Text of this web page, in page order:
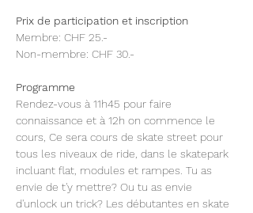
Prix de participation et inscription
Membre: CHF 25.-
Non-membre: CHF 30.-
Programme
Rendez-vous à 11h45 pour faire
connaissance et à 12h on commence le
cours, Ce sera cours de skate street pour
tous les niveaux de ride, dans le skatepark
incluant flat, modules et rampes. Tu as
envie de t'y mettre? Ou tu as envie
d'unlock un trick? Les débutantes en skate